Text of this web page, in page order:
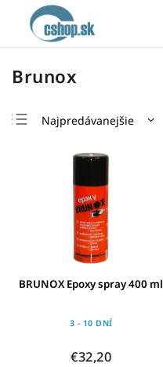
Brunox
Najpredávanejšie
Abecedne
BRUNOX Epoxy spray 400 ml
3 - 10 DNÍ
€32,20